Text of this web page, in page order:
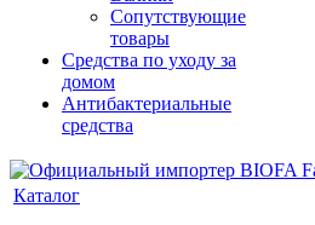
Сопутствующие
товары
Средства по уходу за
домом
Антибактериальные
средства
Каталог